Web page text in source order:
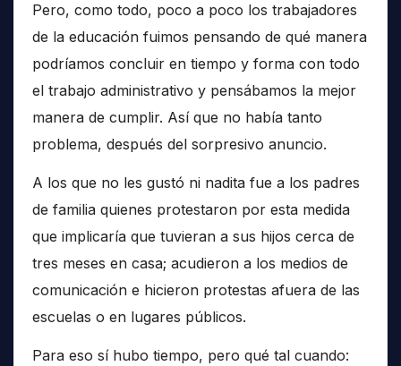
Pero, como todo, poco a poco los trabajadores
de la educación fuimos pensando de qué manera
podríamos concluir en tiempo y forma con todo
el trabajo administrativo y pensábamos la mejor
manera de cumplir. Así que no había tanto
problema, después del sorpresivo anuncio.
A los que no les gustó ni nadita fue a los padres
de familia quienes protestaron por esta medida
que implicaría que tuvieran a sus hijos cerca de
tres meses en casa; acudieron a los medios de
comunicación e hicieron protestas afuera de las
escuelas o en lugares públicos.
Para eso sí hubo tiempo, pero qué tal cuando: